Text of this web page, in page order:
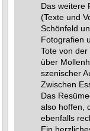
Das weitere
(Texte und
Schönfeld
Fotografien
Tote von
über
szenischer
Zwischen
Das
also hoffen,
ebenfalls